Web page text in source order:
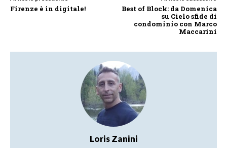
Firenze è in digitale!
Best of Block: da Domenica
su Cielo sfide di
condominio con Marco
Maccarini
Loris Zanini